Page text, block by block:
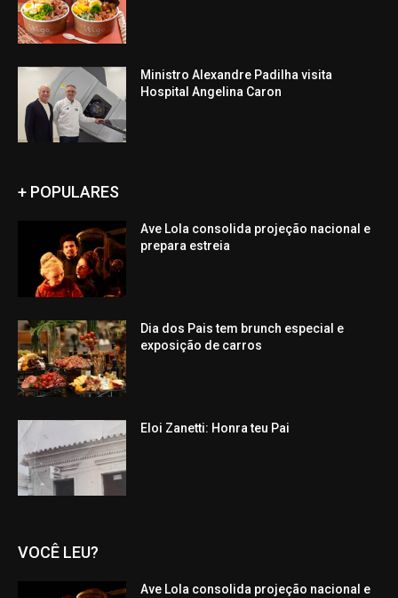
Ministro Alexandre Padilha visita
Hospital Angelina Caron
+ POPULARES
Ave Lola consolida projeção nacional e
prepara estreia
Dia dos Pais tem brunch especial e
exposição de carros
Eloi Zanetti: Honra teu Pai
VOCÊ LEU?
Ave Lola consolida projeção nacional e